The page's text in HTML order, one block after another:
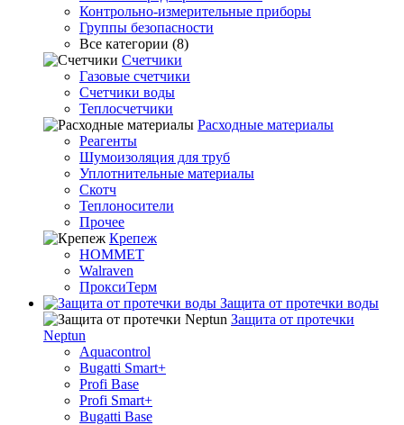
Контрольно-измерительные приборы
Группы безопасности
Все категории (8)
Счетчики
Газовые счетчики
Счетчики воды
Теплосчетчики
Расходные материалы
Реагенты
Шумоизоляция для труб
Уплотнительные материалы
Скотч
Теплоносители
Прочее
Крепеж
HOMMET
Walraven
ПроксиТерм
Защита от протечки воды
Защита от протечки
Neptun
Aquacontrol
Bugatti Smart+
Profi Base
Profi Smart+
Bugatti Base